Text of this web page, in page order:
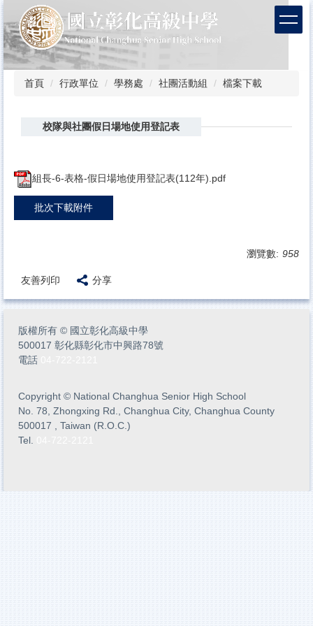
到
主
要
內
首頁 行政單位 學務處 社團活動組 檔案下載
校隊與社團假日場地使用登記表
組長-6-表格-假日場地使用登記表(112年).pdf
批次下載附件
瀏覽數: 958
友善列印 分享
版權所有 © 國立彰化高級中學
500017 彰化縣彰化市中興路78號
電話
Copyright © National Changhua Senior High School
No. 78, Zhongxing Rd., Changhua City, Changhua County
500017 , Taiwan (R.O.C.)
Tel.